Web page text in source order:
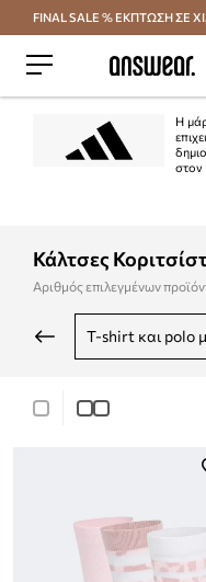
FINAL SALE % ΕΚΠΤΩΣΗ ΣΕ
Η
στον
Κάλτσες
Αριθμός επιλεγμένων
t-shirt και polo